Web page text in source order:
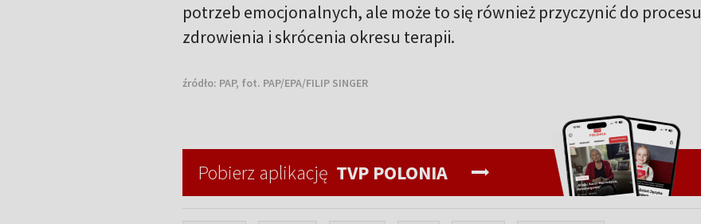
potrzeb emocjonalnych, ale może to się również przyczynić do procesu
zdrowienia i skrócenia okresu terapii.
źródło: PAP, fot. PAP/EPA/FILIP SINGER
Pobierz aplikację TVP POLONIA